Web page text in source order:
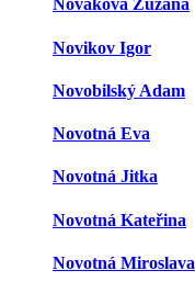
Nováková Zuzana
Novikov Igor
Novobilský Adam
Novotná Eva
Novotná Jitka
Novotná Kateřina
Novotná Miroslava